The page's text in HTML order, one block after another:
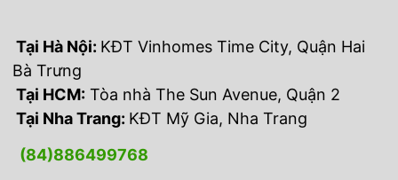
Tại Hà Nội: KĐT Vinhomes Time City, Quận Hai
Bà Trưng
Tại HCM: Tòa nhà The Sun Avenue, Quận 2
Tại Nha Trang: KĐT Mỹ Gia, Nha Trang
(84)886499768